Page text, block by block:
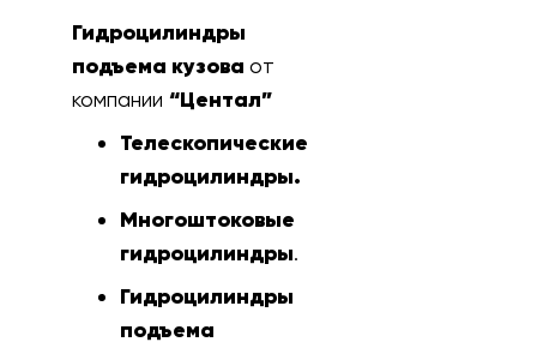
Гидроцилиндры
подъема кузоваот
компании“Центал”
Телескопические
гидроцилиндры.
Многоштоковые
гидроцилиндры.
Гидроцилиндры
подъема